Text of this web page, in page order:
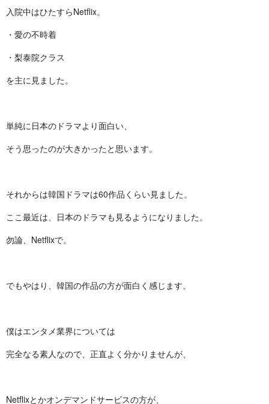
入院中はひたすらNetflix。
・愛の不時着
・梨泰院クラス
を主に見ました。
単純に日本のドラマより面白い、
そう思ったのが大きかったと思います。
それからは韓国ドラマは60作品くらい見ました。
ここ最近は、日本のドラマも見るようになりました。
勿論、Netflixで。
でもやはり、韓国の作品の方が面白く感じます。
僕はエンタメ業界については
完全なる素人なので、正直よく分かりませんが、
Netflixとかオンデマンドサービスの方が、